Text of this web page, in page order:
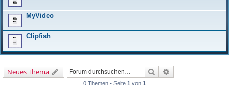
MyVideo
Clipfish
Neues Thema Suche
0 Themen • Seite 1 von 1